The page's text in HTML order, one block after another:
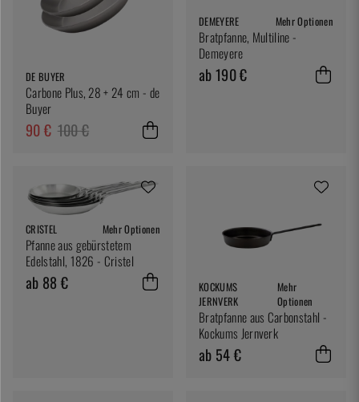
DE BUYER
Carbone Plus, 28 + 24 cm - de
Buyer
90 € 100 €
DEMEYERE Mehr Optionen
Bratpfanne, Multiline -
Demeyere
ab 190 €
CRISTEL Mehr Optionen
Pfanne aus gebürstetem
Edelstahl, 1826 - Cristel
ab 88 €
KOCKUMS
JERNVERK
Mehr
Optionen
Bratpfanne aus Carbonstahl -
Kockums Jernverk
ab 54 €